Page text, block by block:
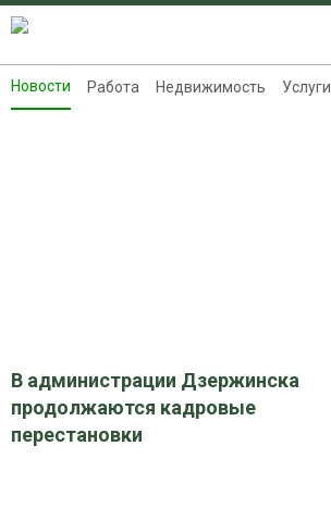
Новости
Новости Работа Недвижимость Услуги
В администрации Дзержинска
продолжаются кадровые
перестановки